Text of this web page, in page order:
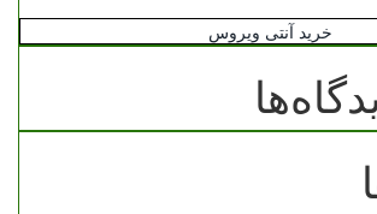
خرید آنتی ویروس